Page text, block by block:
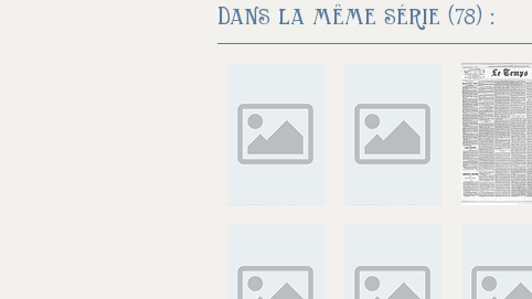
Dans la même série (78) :